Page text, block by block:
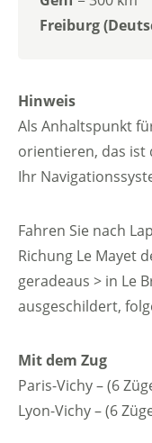
Freiburg
Hinweis
Als Anhaltspunkt
orientieren, das ist
Ihr
Fahren Sie nach
Richung Le Mayet
geradeaus > in Le
ausgeschildert,
Mit dem Zug
Paris-Vichy – (6
Lyon-Vichy – (6